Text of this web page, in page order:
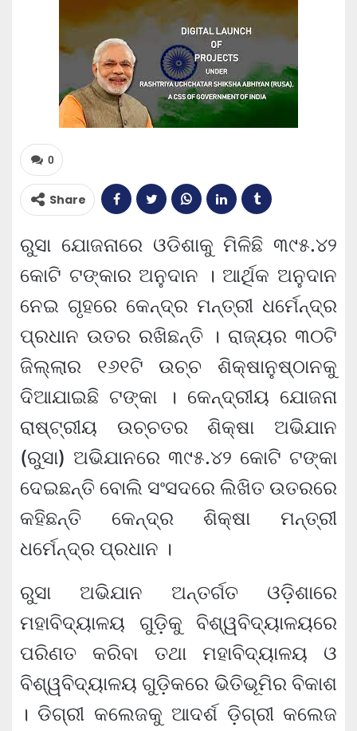
0
Share
ରୁସା ଯୋଜନାରେ ଓଡିଶାକୁ ମିଳିଛି ୩୯୫.୪୨
କୋଟି ଟଙ୍କାର ଅନୁଦାନ । ଆର୍ଥିକ ଅନୁଦାନ
ନେଇ ଗୃହରେ କେନ୍ଦ୍ର ମନ୍ତ୍ରୀ ଧର୍ମେନ୍ଦ୍ର
ପ୍ରଧାନ ଉତର ରଖିଛନ୍ତି । ରାଜ୍ୟର ୩୦ଟି
ଜିଲ୍ଲାର ୧୬୧ଟି ଉଚ୍ଚ ଶିକ୍ଷାନୁଷ୍ଠାନକୁ
ଦିଆଯାଇଛି ଟଙ୍କା । କେନ୍ଦ୍ରୀୟ ଯୋଜନା
ରାଷ୍ଟ୍ରୀୟ ଉଚ୍ଚତର ଶିକ୍ଷା ଅଭିଯାନ
(ରୁସା) ଅଭିଯାନରେ ୩୯୫.୪୨ କୋଟି ଟଙ୍କା
ଦେଇଛନ୍ତି ବୋଲି ସଂସଦରେ ଲିଖିତ ଉତରରେ
କହିଛନ୍ତି କେନ୍ଦ୍ର ଶିକ୍ଷା ମନ୍ତ୍ରୀ
ଧର୍ମେନ୍ଦ୍ର ପ୍ରଧାନ ।
ରୁସା ଅଭିଯାନ ଅନ୍ତର୍ଗତ ଓଡ଼ିଶାରେ
ମହାବିଦ୍ୟାଳୟ ଗୁଡ଼ିକୁ ବିଶ୍ୱବିଦ୍ୟାଳୟରେ
ପରିଣତ କରିବା ତଥା ମହାବିଦ୍ୟାଳୟ ଓ
ବିଶ୍ୱବିଦ୍ୟାଳୟ ଗୁଡ଼ିକରେ ଭିତିଭୂମିର ବିକାଶ
। ଡିଗ୍ରୀ କଲେଜକୁ ଆଦର୍ଶ ଡ଼ିଗ୍ରୀ କଲେଜ